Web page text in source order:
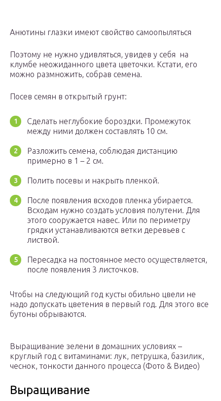
Анютины глазки имеют свойство самоопыляться
Поэтому не нужно удивляться, увидев у себя на
клумбе неожиданного цвета цветочки. Кстати, его
можно размножить, собрав семена.
Посев семян в открытый грунт:
Сделать неглубокие бороздки. Промежуток
между ними должен составлять 10 см.
Разложить семена, соблюдая дистанцию
примерно в 1 – 2 см.
Полить посевы и накрыть пленкой.
После появления всходов пленка убирается.
Всходам нужно создать условия полутени. Для
этого сооружается навес. Или по периметру
грядки устанавливаются ветки деревьев с
листвой.
Пересадка на постоянное место осуществляется,
после появления 3 листочков.
Чтобы на следующий год кусты обильно цвели не
надо допускать цветения в первый год. Для этого все
бутоны обрываются.
Выращивание зелени в домашних условиях –
круглый год с витаминами: лук, петрушка, базилик,
чеснок, тонкости данного процесса (Фото & Видео)
Выращивание